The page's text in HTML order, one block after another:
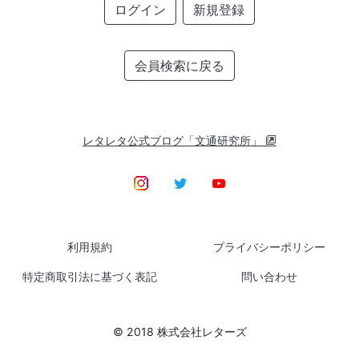
ログイン 新規登録
会員検索に戻る
レタレタ公式ブログ「文通研究所」
利用規約 プライバシーポリシー
特定商取引法に基づく表記 問い合わせ
© 2018 株式会社レターズ